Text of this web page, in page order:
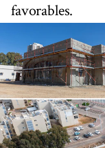
favorables.